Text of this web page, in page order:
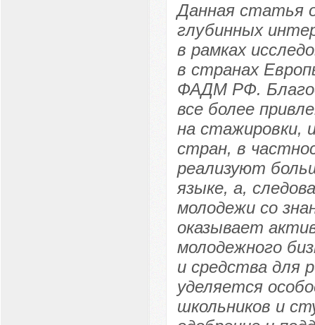
Данная статья
глубинных
в рамках
в странах
ФАДМ РФ.
все более
на стажировки,
стран, в
реализуют
языке, а,
молодежи со
оказывает
молодежного
и средства для
уделяется
школьников и